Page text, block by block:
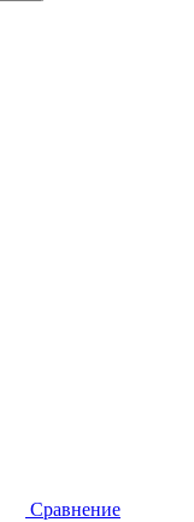
Сравнение